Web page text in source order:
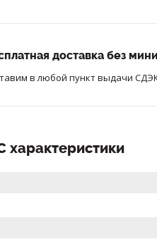
доставка без
в любой пункт выдачи
характеристики